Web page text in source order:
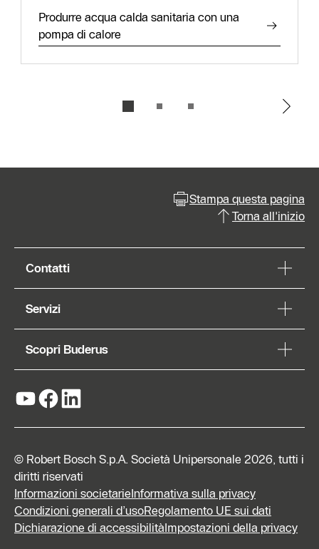
Produrre acqua calda sanitaria con una
pompa di calore
Stampa questa pagina
Torna all'inizio
Contatti
Servizi
Scopri Buderus
© Robert Bosch S.p.A. Società Unipersonale 2026, tutti i
diritti riservati
Informazioni societarieInformativa sulla privacy
Condizioni generali d’usoRegolamento UE sui dati
Dichiarazione di accessibilitàImpostazioni della privacy